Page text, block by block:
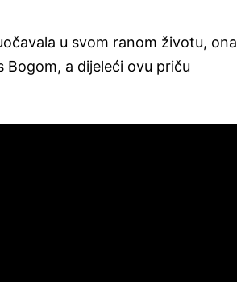
u svom ranom životu, ona
Bogom, a dijeleći ovu priču